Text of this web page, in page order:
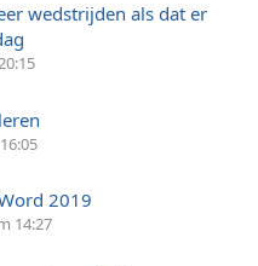
wedstrijden als dat er
2019
14:27